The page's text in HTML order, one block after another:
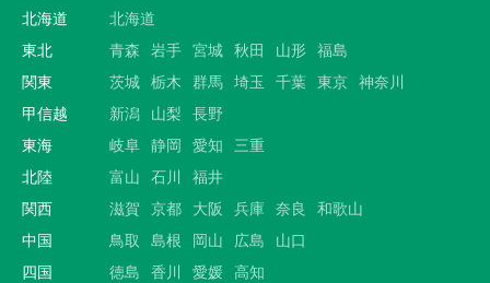
北海道
北海道
東北
青森 岩手 宮城 秋田 山形 福島
関東
茨城 栃木 群馬 埼玉 千葉 東京 神奈川
甲信越
新潟 山梨
長野
東海
岐阜 静岡 愛知
三重
北陸
富山 石川
福井
関西
滋賀 京都 大阪 兵庫 奈良
和歌山
中国
鳥取 島根 岡山 広島
山口
四国
徳島 香川 愛媛 高知